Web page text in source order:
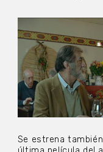
Se estrena